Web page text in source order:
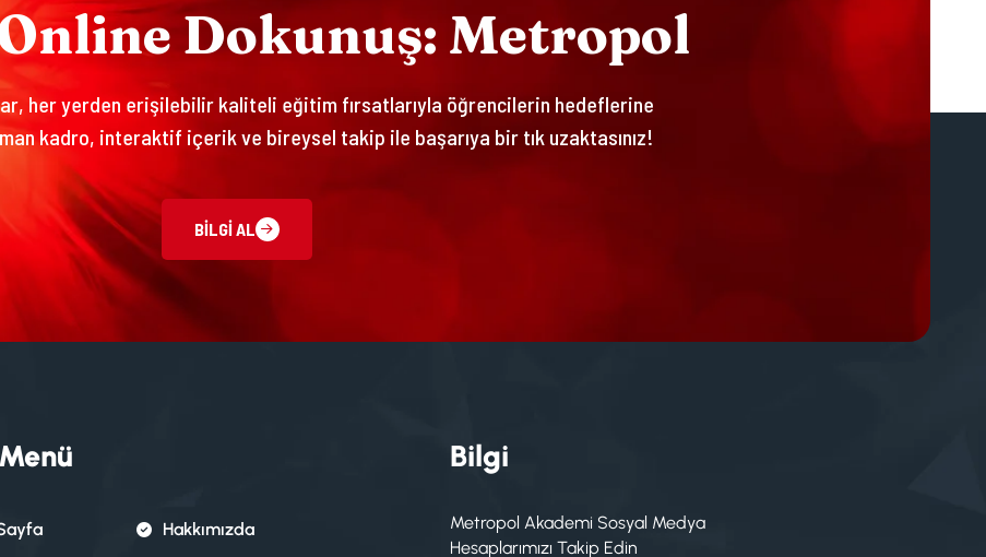
NLINEDOKUNUŞ: METROPOL
her yerden erişilebilir kaliteli eğitim fırsatlarıyla öğrencilerin hedeflerine
kadro, interaktif içerik ve bireysel takip ile başarıya bir tık uzaktasınız!
BILGI AL
Hakkımızda
Bilgi
Metropol Akademi Sosyal Medya
Hesaplarımızı Takip Edin